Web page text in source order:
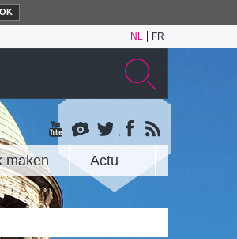
OK
NL FR
maken Actu